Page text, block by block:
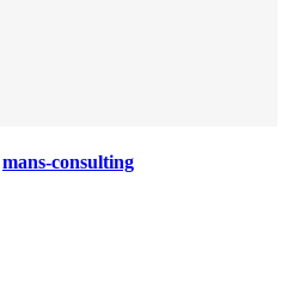
mans-consulting